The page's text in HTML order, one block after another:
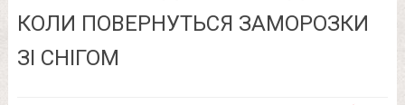
КОЛИ ПОВЕРНУТЬСЯ ЗАМОРОЗКИ
ЗІ СНІГОМ